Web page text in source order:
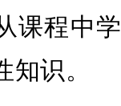
课程中
识。